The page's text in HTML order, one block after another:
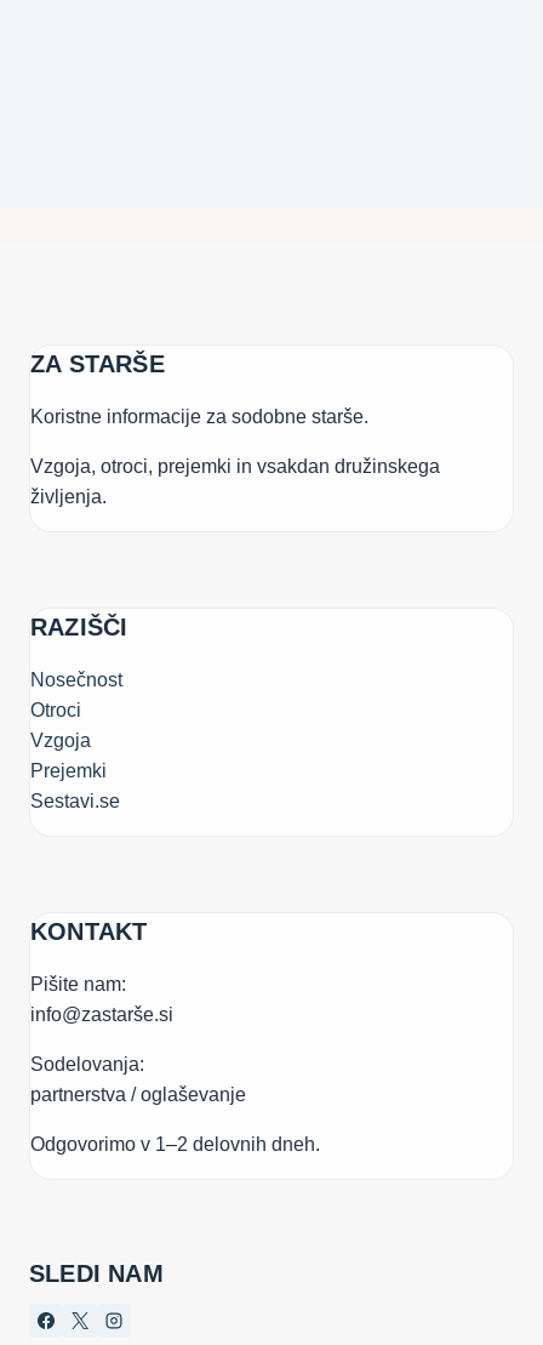
ZA STARŠE
Koristne informacije za sodobne starše.
Vzgoja, otroci, prejemki in vsakdan družinskega
življenja.
RAZIŠČI
Nosečnost
Otroci
Vzgoja
Prejemki
Sestavi.se
KONTAKT
Pišite nam:
info@zastarše.si
Sodelovanja:
partnerstva / oglaševanje
Odgovorimo v 1–2 delovnih dneh.
SLEDI NAM